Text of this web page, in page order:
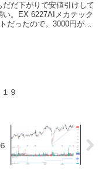
だ下がりで安値引けして
。EX 6227AIメカテック
だったので。3000円がす
９